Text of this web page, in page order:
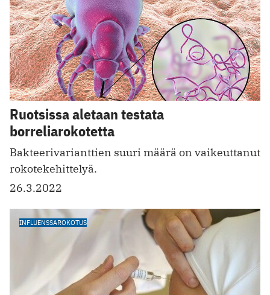
Ruotsissa aletaan testata
borreliarokotetta
Bakteerivarianttien suuri määrä on vaikeuttanut
rokotekehittelyä.
26.3.2022
INFLUENSSAROKOTUS